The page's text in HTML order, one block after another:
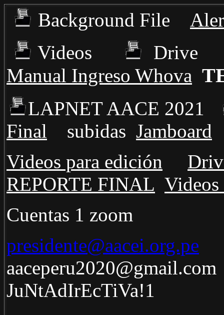
Background File
Videos
Manual Ingreso Whova
LAPNET AACE 2021
Final subidas Jamboard
Videos para edición
REPORTE FINAL Videos
Cuentas 1
presidente@aacei.org.pe
aaceperu2020@gmail.com
JuNtAdIrEcTiVa!1